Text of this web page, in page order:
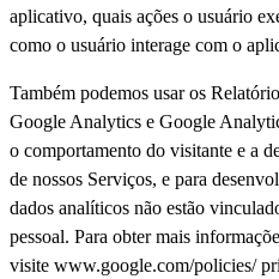
aplicativo, quais ações o usuário
como o usuário interage com o
Também podemos usar os
Google Analytics e Google
o comportamento do visitante e a
de nossos Serviços, e para
dados analíticos não estão
pessoal. Para obter mais
visite www.google.com/policies/